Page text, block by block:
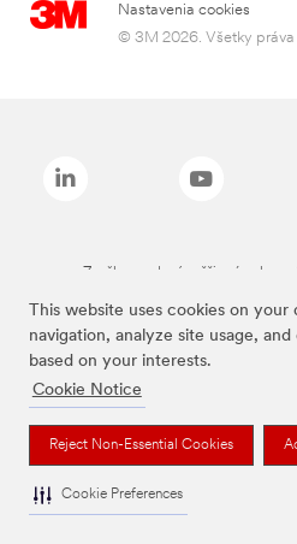
This website uses cookies on
navigation, analyze site usage,
based on your interests.
Cookie Notice
Reject Non-Essential Cookies
Cookie Preferences
Nastavenia cookies
© 3M 2026. Všetky práva
Značky uvedené vyššie sú